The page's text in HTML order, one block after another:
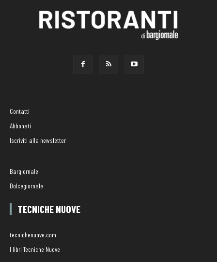
Contatti
Abbonati
Iscriviti alla newsletter
Bargiornale
Dolcegiornale
TECNICHE NUOVE
tecnichenuove.com
I libri Tecniche Nuove